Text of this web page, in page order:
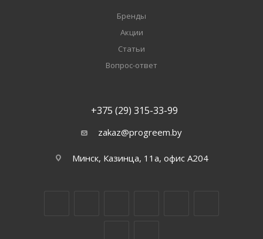
Бренды
Акции
Статьи
Вопрос-ответ
+375 (29) 315-33-99
zakaz@progreem.by
Минск, Казинца, 11а, офис А204